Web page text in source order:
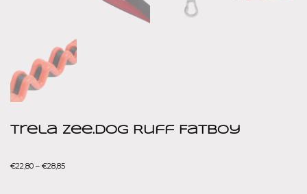
Trela Zee.dog Ruff Fatboy
€22,80 – €28,85